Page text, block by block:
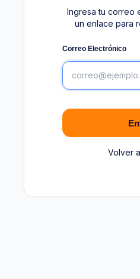
Ingresa tu correo
un enlace para
Correo Electrónico
Volver